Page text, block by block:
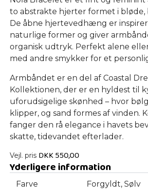
to abstrakte hjerter formet i bløde,
De åbne hjertevedhæng er
naturlige former og giver
organisk udtryk. Perfekt alene
med andre smykker for et
Armbåndet er en del af Coastal
Kollektionen, der er en hyldest til
uforudsigelige skønhed – hvor
klipper, og sand formes af vinden.
fanger den rå elegance i havets
skatte, tidevandet efterlader.
Vejl. pris DKK 550,00
Yderligere information
Farve Forgyldt, Sølv